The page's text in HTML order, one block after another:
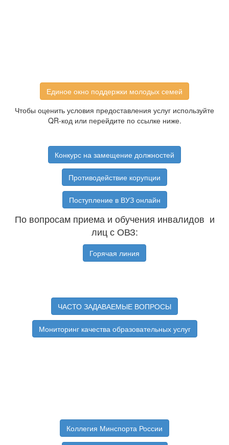
Единое окно поддержки молодых семей
Чтобы оценить условия предоставления услуг используйте
QR-код или перейдите по ссылке ниже.
Конкурс на замещение должностей
Противодействие корупции
Поступление в ВУЗ онлайн
По вопросам приема и обучения инвалидов и
лиц с ОВЗ:
Горячая линия
ЧАСТО ЗАДАВАЕМЫЕ ВОПРОСЫ
Мониторинг качества образовательных услуг
Коллегия Минспорта России